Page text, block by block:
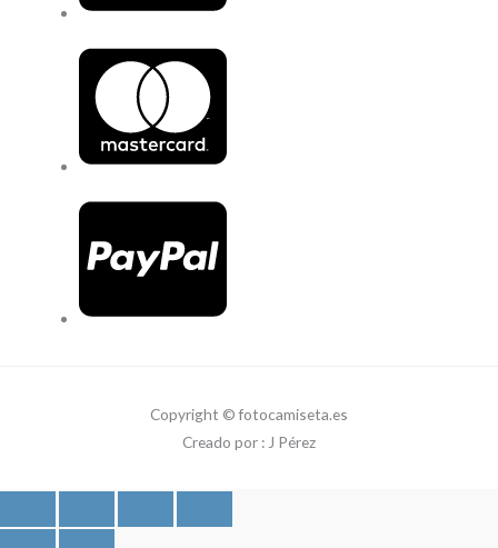
Copyright © fotocamiseta.es
Creado por : J Pérez